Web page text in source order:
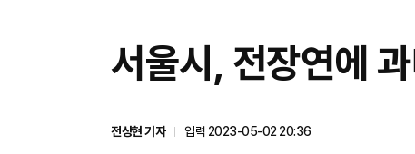
서울시, 전장연에
전상현 기자
입력 2023-05-02 20:36